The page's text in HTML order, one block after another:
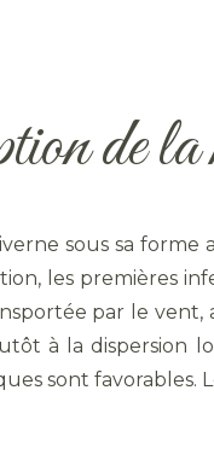
de la
sous sa forme
les premières
par le vent,
à la dispersion
sont favorables.